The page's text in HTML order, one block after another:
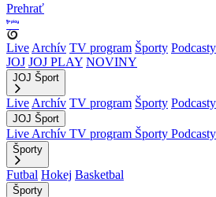
Prehrať
Live Archív TV program Športy Podcasty
JOJ JOJ PLAY NOVINY
JOJ Šport
Live Archív TV program Športy Podcasty
JOJ Šport
Live Archív TV program Športy Podcasty
Športy
Futbal Hokej Basketbal
Športy